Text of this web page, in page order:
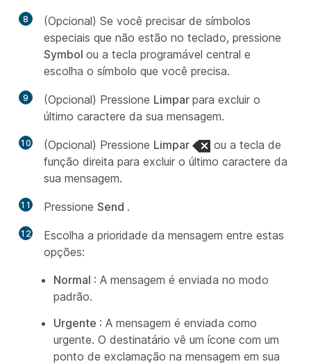
8
(Opcional) Se você precisar de símbolos
especiais que não estão no teclado, pressione
Symbol ou a tecla programável central e
escolha o símbolo que você precisa.
9 (Opcional) Pressione Limpar para excluir o
último caractere da sua mensagem.
10 (Opcional) Pressione Limpar
ou a tecla de
função direita para excluir o último caractere da
sua mensagem.
11 Pressione Send .
12
Escolha a prioridade da mensagem entre estas
opções:
Normal : A mensagem é enviada no modo
padrão.
Urgente : A mensagem é enviada como
urgente. O destinatário vê um ícone com um
ponto de exclamação na mensagem em sua